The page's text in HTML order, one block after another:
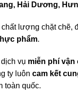
Hải Dương,
lượng chặt chẽ,
phẩm.
vụ miễn phí vận
ty luôn cam kết
toàn quốc.